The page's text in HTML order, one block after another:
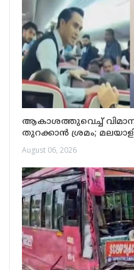
ആകാശത്തുവെച്ച്
തുറക്കാൻ ശ്രമം;
August 06, 2026